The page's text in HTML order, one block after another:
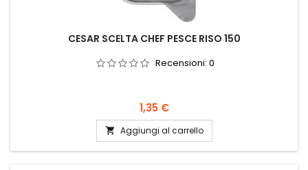
CESAR SCELTA CHEF PESCE RISO 150
Recensioni: 0
Prezzo
1,35 €
 Aggiungi al carrello